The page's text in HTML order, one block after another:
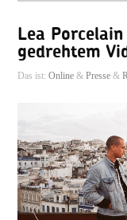
Lea
gedrehtem
Das ist: Online& Presse&